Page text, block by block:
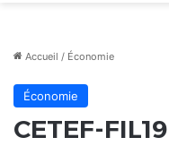
Accueil / Économie
Économie
CETEF-